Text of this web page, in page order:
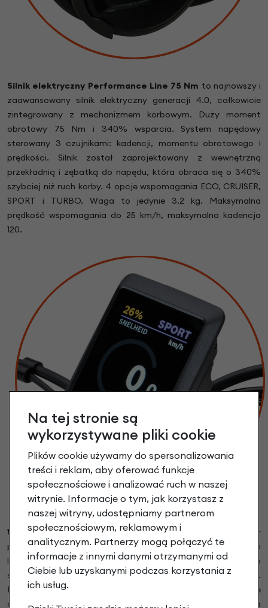
Silnik elektryczny Performance Line 75 Nm to najnowszy i
zaawansowany silnik elektryczny generacji 4.0, całkowicie
zintegrowany z mechanizmem korbowym. Duży moment
obrotowy 75 Nm i 340% wsparcia. System napędowy
sterowany 3 czujnikami: kadencji, momentu obrotowego i
prędkości. Silnik został zaprojektowany z wewnętrzną
przekładnią i zębatką do napędu, która obraca się o 340%
szybciej niż ruch korby. 4 opcje wspomagania ECO, CRUISER,
SPORT i TURBO. Waga to jedynie 3.2 kg. Maksymalna
prędkość wspomagania do 25 km/h, maksymalna kadencja
120.
Wyświetlacz BOSCH BES3 KIOX 300to sportowy komputer
pokładowy, który ma wszystkie funkcje funkcje klasycznych
liczników, a jednocześnie zapewnia dostęp do cyfrowego
świata za pośrednictwem aplikacji na Twój smartphone.
Kolorowy wyświetlacz 1,9" pokazuje wszystkie dane
dotyczące jazdy na pierwszy rzut oka, a osobna jednostka
Na tej stronie są
wykorzystywane pliki cookie
Plików cookie używamy do spersonalizowania
treści i reklam, aby oferować funkcje
społecznościowe i analizować ruch w naszej
witrynie. Informacje o tym, jak korzystasz z
naszej witryny, udostępniamy partnerom
społecznościowym, reklamowym i
analitycznym. Partnerzy mogą połączyć te
informacje z innymi danymi otrzymanymi od
Ciebie lub uzyskanymi podczas korzystania z
ich usług.